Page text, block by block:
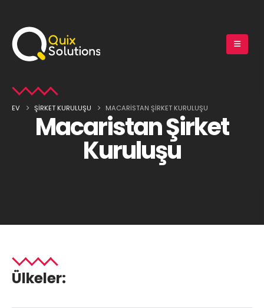
EV ŞIRKET KURULUŞU MACARISTAN ŞIRKET KURULUŞU
Macaristan Şirket
Kuruluşu
Ülkeler: